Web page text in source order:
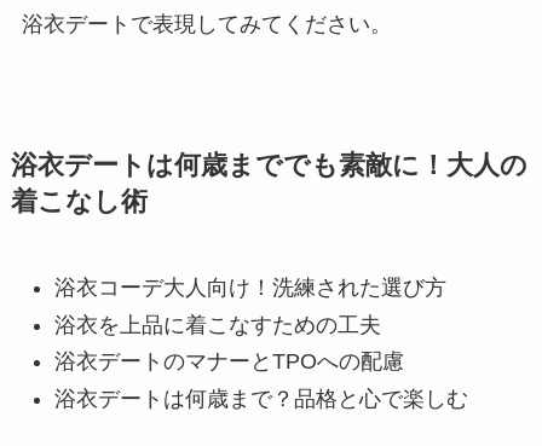
浴衣デートで表現してみてください。
浴衣デートは何歳まででも素敵に！大人の
着こなし術
浴衣コーデ大人向け！洗練された選び方
浴衣を上品に着こなすための工夫
浴衣デートのマナーとTPOへの配慮
浴衣デートは何歳まで？品格と心で楽しむ